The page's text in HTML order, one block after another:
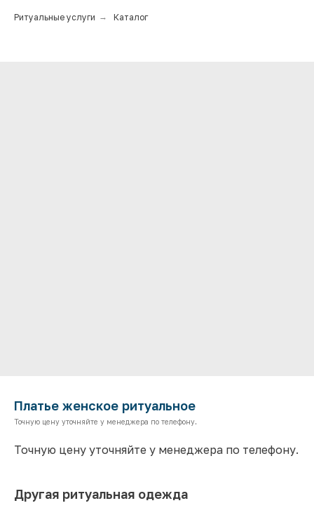
Ритуальные услуги → Каталог
Платье женское ритуальное
Точную цену уточняйте у менеджера по телефону.
Точную цену уточняйте у менеджера по телефону.
Другая ритуальная одежда